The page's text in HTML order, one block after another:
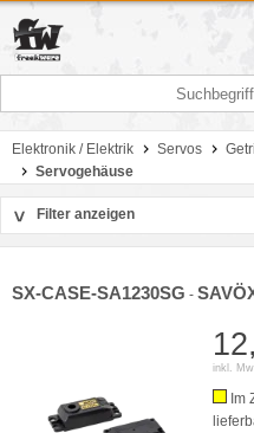
Elektronik / Elektrik Servos
Servogehäuse
> Filter anzeigen
SX-CASE-SA1230SG -
inkl.
Im